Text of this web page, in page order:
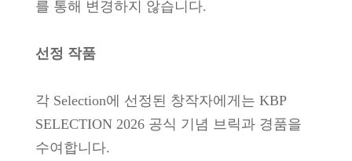
를 통해 변경하지 않습니다.
선정 작품
각 Selection에 선정된 창작자에게는 KBP
SELECTION 2026 공식 기념 브릭과 경품을
수여합니다.